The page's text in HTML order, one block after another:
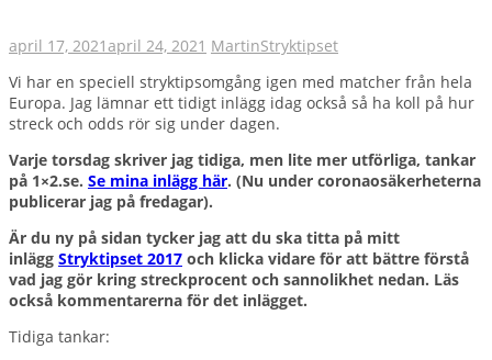
april 17, 2021april 24, 2021 MartinStryktipset
Vi har en speciell stryktipsomgång igen med matcher från hela
Europa. Jag lämnar ett tidigt inlägg idag också så ha koll på hur
streck och odds rör sig under dagen.
Varje torsdag skriver jag tidiga, men lite mer utförliga, tankar
på 1×2.se. Se mina inlägg här. (Nu under coronaosäkerheterna
publicerar jag på fredagar).
Är du ny på sidan tycker jag att du ska titta på mitt
inlägg Stryktipset 2017 och klicka vidare för att bättre förstå
vad jag gör kring streckprocent och sannolikhet nedan. Läs
också kommentarerna för det inlägget.
Tidiga tankar: